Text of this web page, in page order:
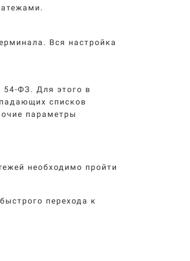
Вся настройка
54-ФЗ. Для этого в
списков
параметры
необходимо пройти
перехода к